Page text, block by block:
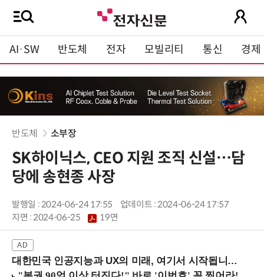
AI·SW 반도체 전자 모빌리티 통신 경제
반도체 소부장
SK하이닉스, CEO 지원 조직 신설…담
당에 송현종 사장
발행일 : 2024-06-24 17:55
업데이트 : 2024-06-24 17:57
지면 :2024-06-25 19면
대한민국 인공지능과 UX의 미래, 여기서 시작됩니다! (9/2 강남역)